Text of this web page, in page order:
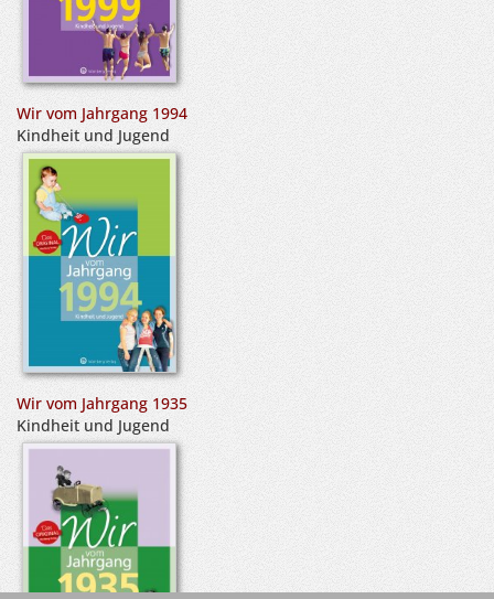
Wir vom Jahrgang 1994
Kindheit und Jugend
Wir vom Jahrgang 1935
Kindheit und Jugend